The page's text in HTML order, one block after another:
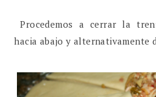
Procedemos a cerrar la
hacia abajo y alternativamente